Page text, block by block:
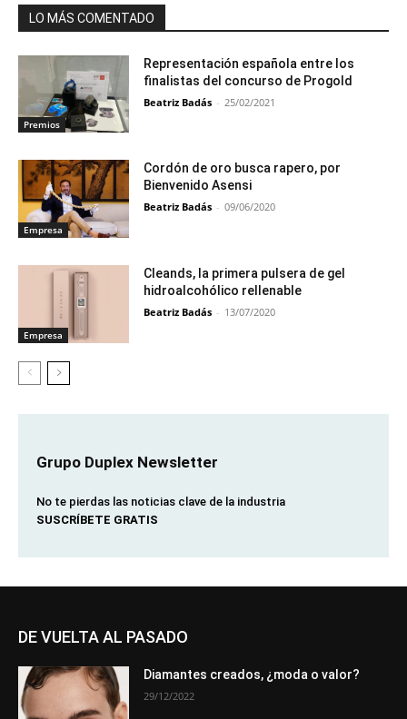
LO MÁS COMENTADO
Premios
Representación española entre los
finalistas del concurso de Progold
Beatriz Badás - 25/02/2021
Empresa
Cordón de oro busca rapero, por
Bienvenido Asensi
Beatriz Badás - 09/06/2020
Empresa
Cleands, la primera pulsera de gel
hidroalcohólico rellenable
Beatriz Badás - 13/07/2020
Grupo Duplex Newsletter
No te pierdas las noticias clave de la industria
SUSCRÍBETE GRATIS
DE VUELTA AL PASADO
Diamantes creados, ¿moda o valor?
29/12/2022